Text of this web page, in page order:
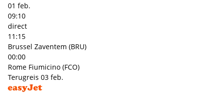
01 feb.
09:10
direct
11:15
Brussel Zaventem (BRU)
00:00
Rome Fiumicino (FCO)
Terugreis 03 feb.